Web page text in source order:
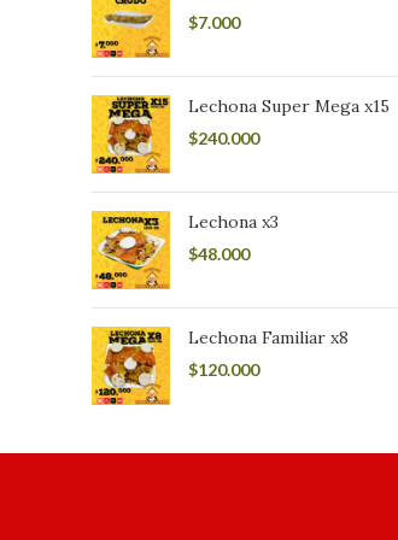
$7.000
Lechona Super Mega x15
$240.000
Lechona x3
$48.000
Lechona Familiar x8
$120.000